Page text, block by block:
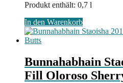
Produkt enthält: 0,7 l
In den Warenkorb
Bunnahabhain
Fill Oloroso